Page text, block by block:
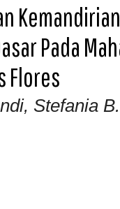
Pada
Flores
Stefania